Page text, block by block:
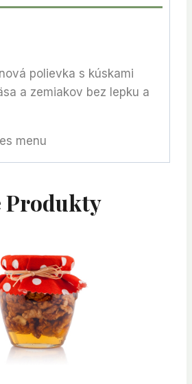
polievka s kúskami
a zemiakov bez lepku a
menu
Produkty